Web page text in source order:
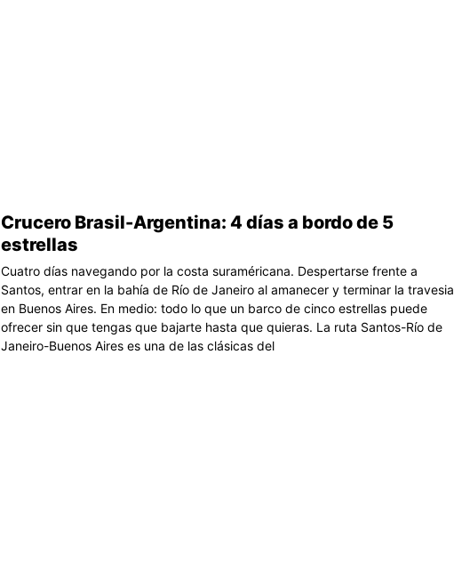
Crucero Brasil-Argentina: 4 días a bordo de 5
estrellas
Cuatro días navegando por la costa suraméricana. Despertarse frente a
Santos, entrar en la bahía de Río de Janeiro al amanecer y terminar la travesia
en Buenos Aires. En medio: todo lo que un barco de cinco estrellas puede
ofrecer sin que tengas que bajarte hasta que quieras. La ruta Santos-Río de
Janeiro-Buenos Aires es una de las clásicas del